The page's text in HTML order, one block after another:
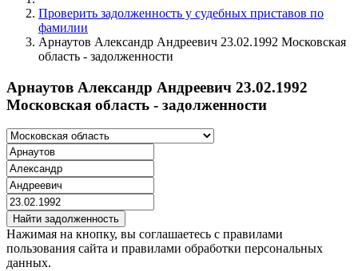
Проверить задолженность у судебных приставов по
фамилии
Арнаутов Александр Андреевич 23.02.1992 Московская
область - задолженности
Арнаутов Александр Андреевич 23.02.1992
Московская область - задолженности
Найти задолженность
Нажимая на кнопку, вы соглашаетесь с правилами
пользования сайта и правилами обработки персональных
данных.